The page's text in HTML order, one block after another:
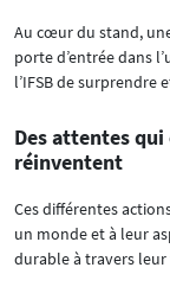
Au cœur du stand,
porte d’entrée dans
l’IFSB de surprendre
Des attentes
réinventent
Ces différentes
un monde et à leur
durable à travers